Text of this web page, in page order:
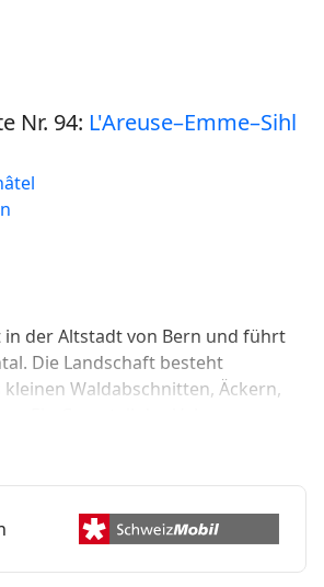
Nr. 94: L'Areuse–Emme–Sihl
in der Altstadt von Bern und führt
Die Landschaft besteht
Waldabschnitten, Äckern,
Ein Grossteil des Velowegs
Emme. Das Ziel der Etappe